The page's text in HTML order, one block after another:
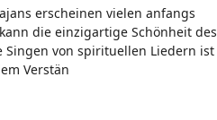
erscheinen vielen anfangs
die einzigartige Schönheit des
Singen von spirituellen Liedern ist
Verstän